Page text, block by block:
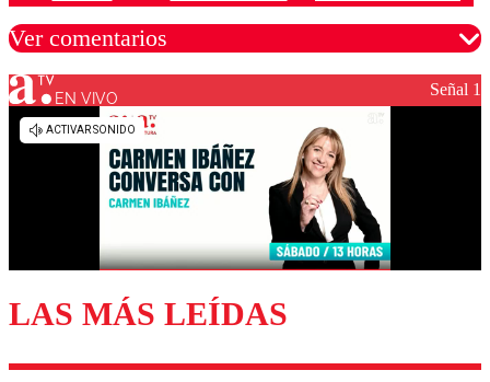
Ver comentarios
Los comentarios son moderados para garantizar un
diálogo respetuoso.
Enviar comentario
EN VIVO Señal 1
LAS MÁS LEÍDAS